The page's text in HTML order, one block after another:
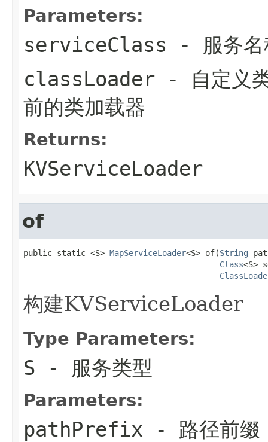
Parameters:
serviceClass - 服务名
classLoader - 自定义
前的类加载器
Returns:
KVServiceLoader
of
public static <S> MapServiceLoader<S> of(String
Class<S>
构建KVServiceLoader
Type Parameters:
S - 服务类型
Parameters:
pathPrefix - 路径前缀